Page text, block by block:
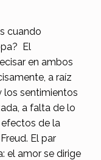
cuando
El
en ambos
a raíz
los sentimientos
a falta de lo
de la
El par
el amor se dirige